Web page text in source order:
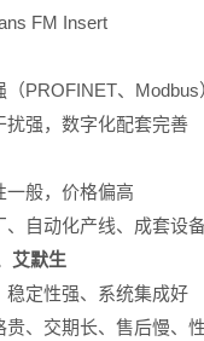
FM Insert
PROFINET、Modbus
扰强，数字化配套完善
一般，价格偏高
、自动化产线、成套设
艾默生
稳定性强、系统集成好
贵、交期长、售后慢、